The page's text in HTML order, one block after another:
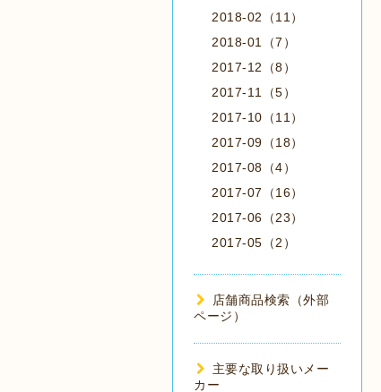
2018-02（11）
2018-01（7）
2017-12（8）
2017-11（5）
2017-10（11）
2017-09（18）
2017-08（4）
2017-07（16）
2017-06（23）
2017-05（2）
店舗商品検索（外部
ページ）
主要な取り扱いメー
カー